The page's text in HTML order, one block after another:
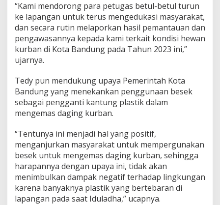
“Kami mendorong para petugas betul-betul turun
ke lapangan untuk terus mengedukasi masyarakat,
dan secara rutin melaporkan hasil pemantauan dan
pengawasannya kepada kami terkait kondisi hewan
kurban di Kota Bandung pada Tahun 2023 ini,”
ujarnya.
Tedy pun mendukung upaya Pemerintah Kota
Bandung yang menekankan penggunaan besek
sebagai pengganti kantung plastik dalam
mengemas daging kurban.
“Tentunya ini menjadi hal yang positif,
menganjurkan masyarakat untuk mempergunakan
besek untuk mengemas daging kurban, sehingga
harapannya dengan upaya ini, tidak akan
menimbulkan dampak negatif terhadap lingkungan
karena banyaknya plastik yang bertebaran di
lapangan pada saat Iduladha,” ucapnya.